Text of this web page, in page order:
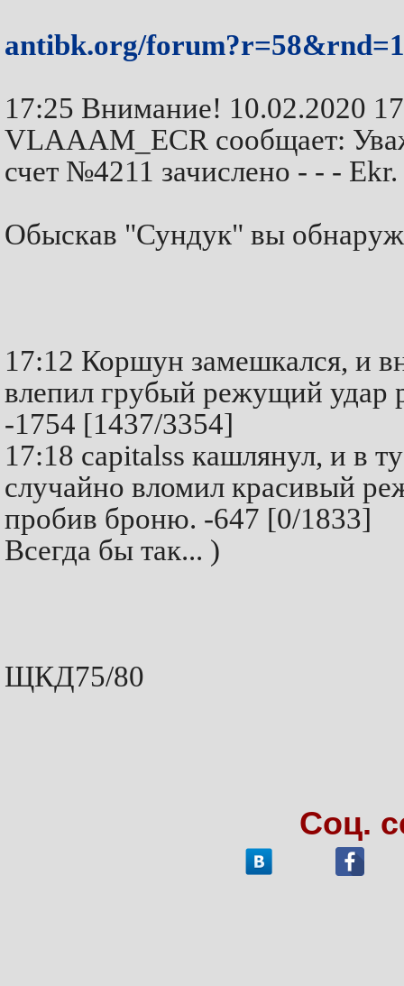
antibk.org/forum?r=58&rnd=1
17:25 Внимание! 10.02.2020
VLAAAM_ECR сообщает:
счет №4211 зачислено - - -
Обыскав "Сундук" вы
17:12 Коршун замешкался, и
влепил грубый режущий удар
-1754 [1437/3354]
17:18 capitalss кашлянул, и в
случайно вломил красивый
пробив броню. -647 [0/1833]
Всегда бы так... )
ЩКД75/80
Соц.